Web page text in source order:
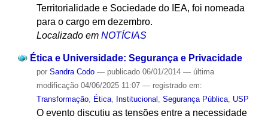
Territorialidade e Sociedade do IEA, foi nomeada
para o cargo em dezembro.
Localizado em NOTÍCIAS
Ética e Universidade: Segurança e Privacidade
por Sandra Codo — publicado06/01/2014 — última
modificação04/06/2025 11:07 — registrado em:
Transformação, Ética, Institucional , Segurança Pública, USP
O evento discutiu as tensões entre a necessidade